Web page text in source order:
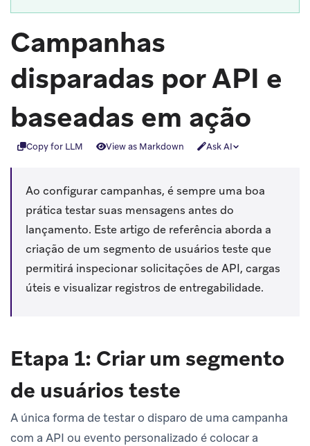
Campanhas
disparadas por API e
baseadas em ação
Copy for LLM View as Markdown Ask AI
Ao configurar campanhas, é sempre uma boa
prática testar suas mensagens antes do
lançamento. Este artigo de referência aborda a
criação de um segmento de usuários teste que
permitirá inspecionar solicitações de API, cargas
úteis e visualizar registros de entregabilidade.
Etapa 1: Criar um segmento
de usuários teste
A única forma de testar o disparo de uma campanha
com a API ou evento personalizado é colocar a